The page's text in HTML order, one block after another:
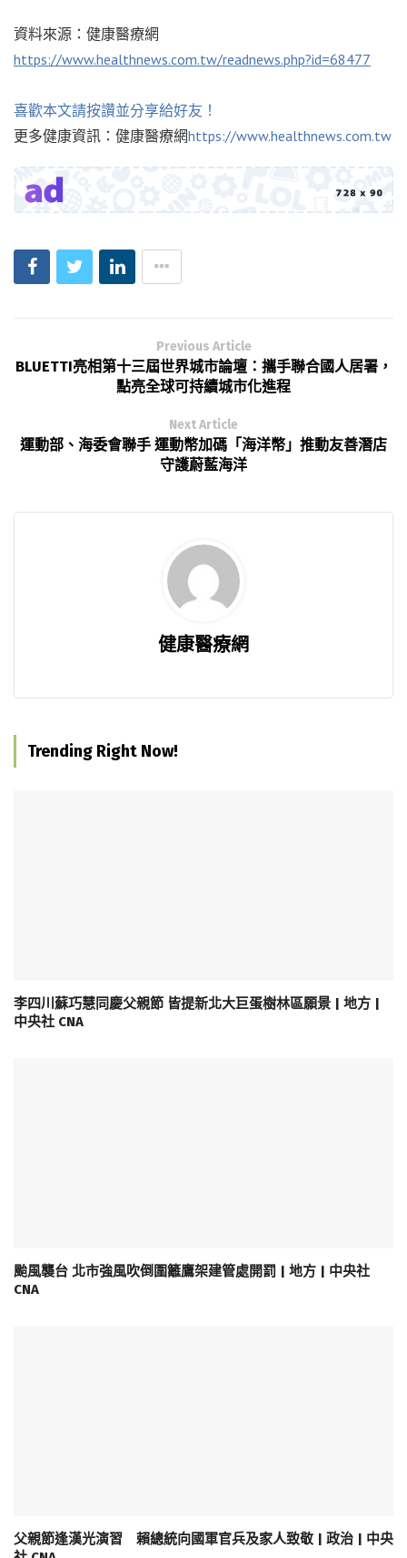
資料來源：健康醫療網
https://www.healthnews.com.tw/readnews.php?id=68477
喜歡本文請按讚並分享給好友！
更多健康資訊：健康醫療網https://www.healthnews.com.tw
Previous Article
BLUETTI亮相第十三屆世界城市論壇：攜手聯合國人居署，
點亮全球可持續城市化進程
Next Article
運動部、海委會聯手 運動幣加碼「海洋幣」推動友善潛店
守護蔚藍海洋
健康醫療網
Trending Right Now!
李四川蘇巧慧同慶父親節 皆提新北大巨蛋樹林區願景 | 地方 |
中央社 CNA
颱風襲台 北市強風吹倒圍籬鷹架建管處開罰 | 地方 | 中央社
CNA
父親節逢漢光演習 賴總統向國軍官兵及家人致敬 | 政治 | 中央